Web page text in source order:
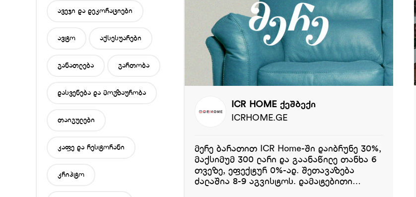
ავეჯი და დეკორაციები
ავტო აქსესუარები
განათლება გართობა
დასვენება და მოგზაურობა
თაიგულები
კაფე და რესტორანი
კრიპტო
ICR HOME ქეშბექი
ICRHOME.GE
მერე ბარათით ICR Home-ში დაიბრუნე 30%,
მაქსიმუმ 300 ლარი და გაანაწილე თანხა 6
თვეზე, ეფექტურ 0%-ად. შეთავაზება
ძალაშია 8-9 აგვისტოს. დამატებითი